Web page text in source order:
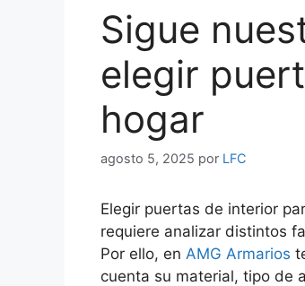
Sigue
elegir
hogar
agosto 5, 2025 por LFC
Elegir puertas de interior
requiere analizar distintos
Por ello, en AMG Armarios
cuenta su material, tipo de